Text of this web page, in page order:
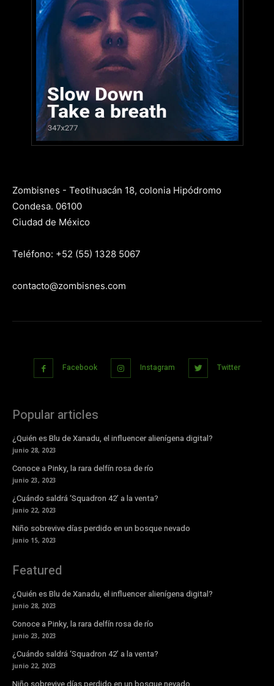
Zombisnes - Teotihuacán 18, colonia Hipódromo
Condesa. 06100
Ciudad de México
Teléfono: +52 (55) 1328 5067
contacto@zombisnes.com
Facebook Instagram Twitter
Popular articles
¿Quién es Blu de Xanadu, el influencer alienígena digital?
junio 28, 2023
Conoce a Pinky, la rara delfín rosa de río
junio 23, 2023
¿Cuándo saldrá ‘Squadron 42’ a la venta?
junio 22, 2023
Niño sobrevive días perdido en un bosque nevado
junio 15, 2023
Featured
¿Quién es Blu de Xanadu, el influencer alienígena digital?
junio 28, 2023
Conoce a Pinky, la rara delfín rosa de río
junio 23, 2023
¿Cuándo saldrá ‘Squadron 42’ a la venta?
junio 22, 2023